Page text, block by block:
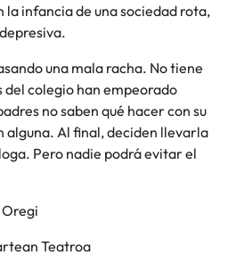
la infancia de una sociedad rota,
una mala racha. No tiene
del colegio han empeorado
no saben qué hacer con su
alguna. Al final, deciden llevarla
Pero nadie podrá evitar el
Teatroa